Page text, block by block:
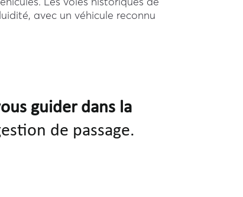
avec un véhicule reconnu
guider dans la
de passage.